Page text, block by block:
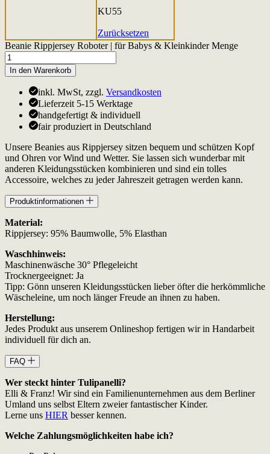
KU55
Zurücksetzen
Beanie Rippjersey Roboter | für Babys & Kleinkinder Menge
In den Warenkorb
inkl. MwSt, zzgl. Versandkosten
Lieferzeit 5-15 Werktage
handgefertigt & individuell
fair produziert in Deutschland
Unsere Beanies aus Rippjersey sitzen bequem und schützen Kopf
und Ohren vor Wind und Wetter. Sie lassen sich wunderbar mit
anderen Kleidungsstücken kombinieren und sind ein tolles
Accessoire, welches zu jeder Jahreszeit getragen werden kann.
Produktinformationen
Material:
Rippjersey: 95% Baumwolle, 5% Elasthan
Waschhinweis:
Maschinenwäsche 30° Pflegeleicht
Trocknergeeignet: Ja
Tipp: Gönn unseren Kleidungsstücken lieber öfter die herkömmliche
Wäscheleine, um noch länger Freude an ihnen zu haben.
Herstellung:
Jedes Produkt aus unserem Onlineshop fertigen wir in Handarbeit
individuell für dich an.
FAQ
Wer steckt hinter Tulipanelli?
Elli & Franz! Wir sind ein Familienunternehmen aus dem Berliner
Umland uns selbst Eltern zweier fantastischer Kinder.
Lerne uns HIER besser kennen.
Welche Zahlungsmöglichkeiten habe ich?